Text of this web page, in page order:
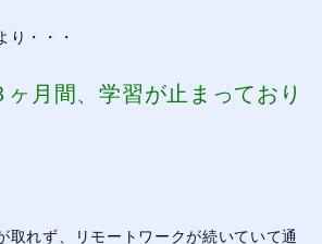
り・・・
ヶ月間、学習が止まっており
取れず、リモートワークが続いていて通